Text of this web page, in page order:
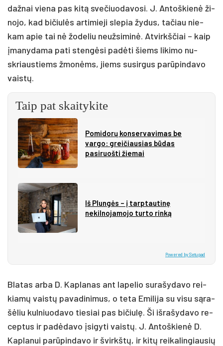
daž­nai vie­na pas ki­tą sve­čiuo­da­vo­si. J. An­toš­kie­nė ži­
no­jo, kad bi­čiu­lės ar­ti­mie­ji sle­pia žy­dus, ta­čiau nie­
kam apie tai nė žo­de­liu neuž­si­mi­nė. At­virkš­čiai – kaip
įma­ny­da­ma pa­ti sten­gė­si pa­dė­ti šiems li­ki­mo nu­
skriaus­tiems žmo­nėms, jiems su­si­rgus pa­rū­pin­da­vo
vais­tų.
Taip pat skaitykite
Pomidorų konservavimas be
vargo: greičiausias būdas
pasiruošti žiemai
Iš Plungės – į tarptautinę
nekilnojamojo turto rinką
Powered by Setupad
Bla­tas ar­ba D. Kap­la­nas ant la­pe­lio su­ra­šy­da­vo rei­
kia­mų vais­tų pa­va­di­ni­mus, o te­ta Emi­li­ja su vi­su są­ra­
šė­liu kul­niuo­da­vo tie­siai pas bi­čiu­lę. Ši iš­ra­šy­da­vo re­
cep­tus ir pa­dė­da­vo įsi­gy­ti vais­tų. J. An­toš­kie­nė D.
Kap­la­nui pa­rū­pin­da­vo ir švirkš­tų, ir ki­tų rei­ka­lin­giau­sių